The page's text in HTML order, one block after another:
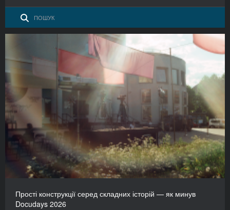
Прості конструкції серед складних історій — як минув
Docudays 2026